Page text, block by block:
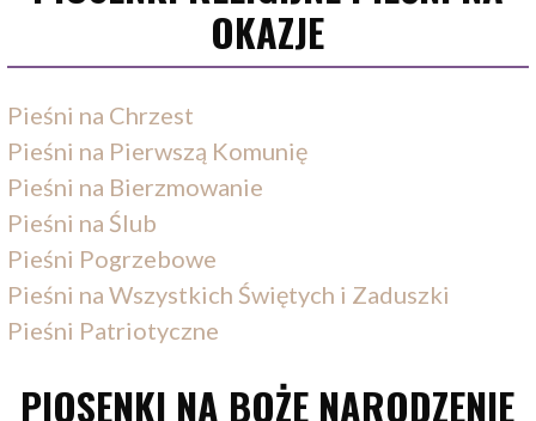
OKAZJE
Pieśni na Chrzest
Pieśni na Pierwszą Komunię
Pieśni na Bierzmowanie
Pieśni na Ślub
Pieśni Pogrzebowe
Pieśni na Wszystkich Świętych i Zaduszki
Pieśni Patriotyczne
PIOSENKI NA BOŻE NARODZENIE